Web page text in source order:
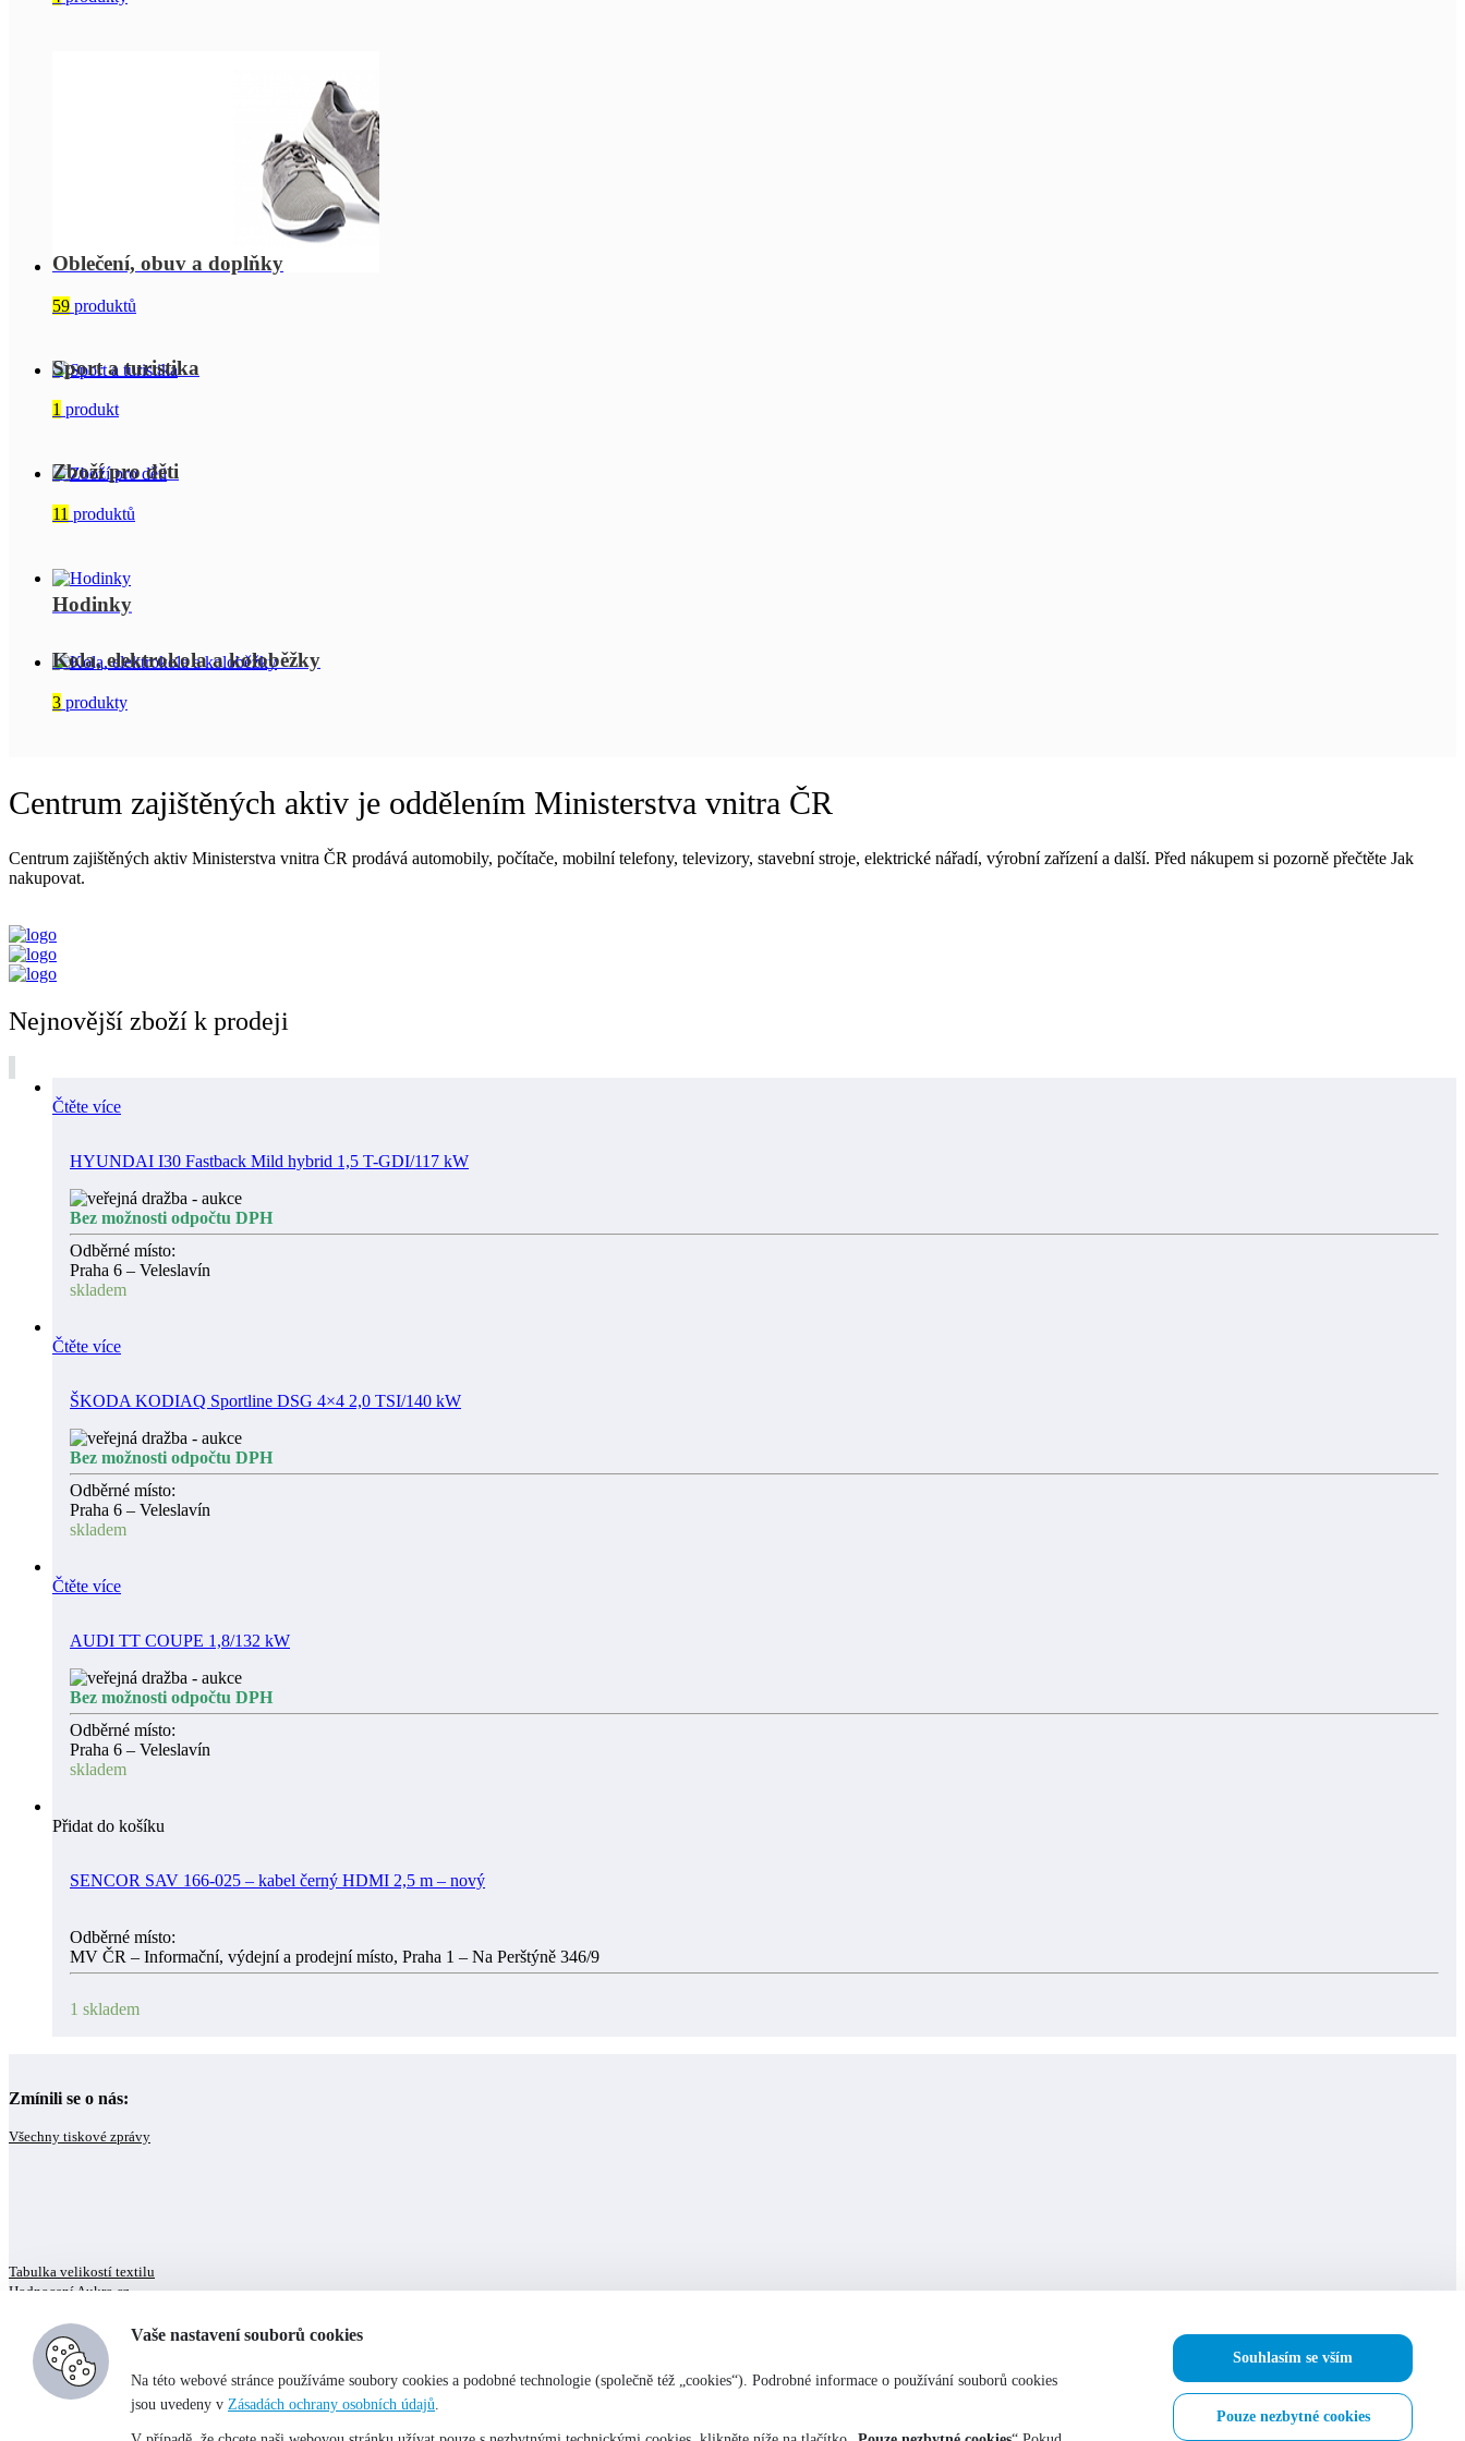
Oblečení, obuv a doplňky
59 produktů
Sport a turistika
1 produkt
Zboží pro děti
11 produktů
Hodinky
Kola, elektrokola a koloběžky
3 produkty
Centrum zajištěných aktiv je oddělením Ministerstva vnitra ČR
Centrum zajištěných aktiv Ministerstva vnitra ČR prodává automobily, počítače, mobilní telefony, televizory, stavební stroje, elektrické nářadí, výrobní zařízení a další. Před nákupem si pozorně přečtěte Jak
nakupovat.
Nejnovější zboží k prodeji
Čtěte více
HYUNDAI I30 Fastback Mild hybrid 1,5 T-GDI/117 kW
Bez možnosti odpočtu DPH
Odběrné místo:
Praha 6 – Veleslavín
skladem
Čtěte více
ŠKODA KODIAQ Sportline DSG 4×4 2,0 TSI/140 kW
Bez možnosti odpočtu DPH
Odběrné místo:
Praha 6 – Veleslavín
skladem
Čtěte více
AUDI TT COUPE 1,8/132 kW
Bez možnosti odpočtu DPH
Odběrné místo:
Praha 6 – Veleslavín
skladem
Přidat do košíku
SENCOR SAV 166-025 – kabel černý HDMI 2,5 m – nový
Odběrné místo:
MV ČR – Informační, výdejní a prodejní místo, Praha 1 – Na Perštýně 346/9
1 skladem
Zmínili se o nás:
Všechny tiskové zprávy
Tabulka velikostí textilu
Hodnocení Aukro.cz
You've just added this product to the cart:
Zobrazit košík
Vaše nastavení souborů cookies
Na této webové stránce používáme soubory cookies a podobné technologie (společně též „cookies“). Podrobné informace o používání souborů cookies
jsou uvedeny v Zásadách ochrany osobních údajů.
Souhlasím se vším
Pouze nezbytné cookies